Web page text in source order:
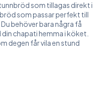
som tillagas direkt i
som passar perfekt till
behöver bara några få
chapati hemma i köket.
degen får vila en stund